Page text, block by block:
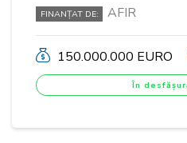
FINANȚAT DE: AFIR
150.000.000 EURO
În